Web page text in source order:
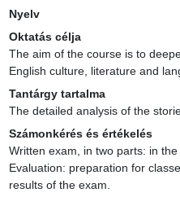
Nyelv
Oktatás célja
The aim of the course is to
English culture, literature and
Tantárgy tartalma
The detailed analysis of the
Számonkérés és értékelés
Written exam, in two parts: in
Evaluation: preparation for
results of the exam.